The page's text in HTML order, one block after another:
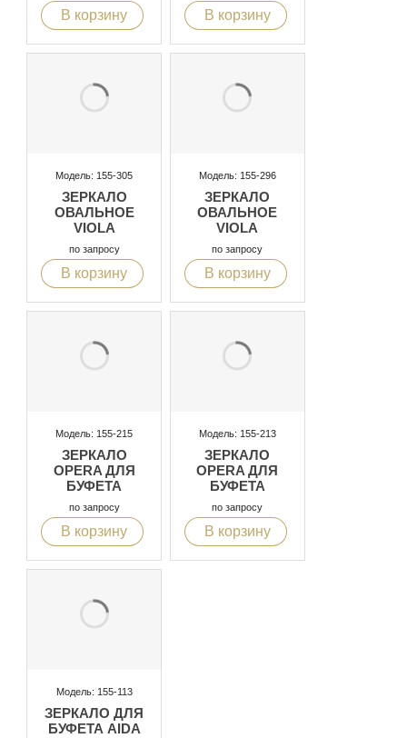
В корзину В корзину
Модель: 155-305
ЗЕРКАЛО
ОВАЛЬНОЕ
VIOLA
по запросу
В корзину
Модель: 155-296
ЗЕРКАЛО
ОВАЛЬНОЕ
VIOLA
по запросу
В корзину
Модель: 155-215
ЗЕРКАЛО
OPERA ДЛЯ
БУФЕТА
по запросу
В корзину
Модель: 155-213
ЗЕРКАЛО
OPERA ДЛЯ
БУФЕТА
по запросу
В корзину
Модель: 155-113
ЗЕРКАЛО ДЛЯ
БУФЕТА AIDA